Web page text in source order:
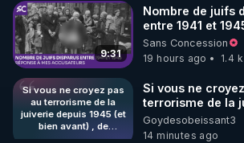
Toutes les vidéos Youtube sont
http://rgnr.li/odysee
🌱 LES STAGES EN PRÉSENTIEL
http://rgnr.li/stages
9:31
Nombre de juifs
entre 1941 et
à mes
Sans Concession
19 hours ago
1.4
Si vous ne croyez pas
au terrorisme de la
juiverie depuis 1945 (et
bien avant) , de
nouvelles lois qui
Si vous ne
terrorisme de la
depuis 1945 (et
de nouvelles lois
Goydesobeissant3
14 minutes ago